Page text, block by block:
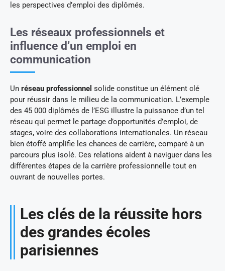
les perspectives d’emploi des diplômés.
Les réseaux professionnels et
influence d’un emploi en
communication
Un réseau professionnel solide constitue un élément clé
pour réussir dans le milieu de la communication. L’exemple
des 45 000 diplômés de l’ESG illustre la puissance d’un tel
réseau qui permet le partage d’opportunités d’emploi, de
stages, voire des collaborations internationales. Un réseau
bien étoffé amplifie les chances de carrière, comparé à un
parcours plus isolé. Ces relations aident à naviguer dans les
différentes étapes de la carrière professionnelle tout en
ouvrant de nouvelles portes.
Les clés de la réussite hors
des grandes écoles
parisiennes